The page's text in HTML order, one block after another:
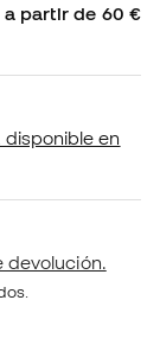
a partir de 60 €
en
devolución.